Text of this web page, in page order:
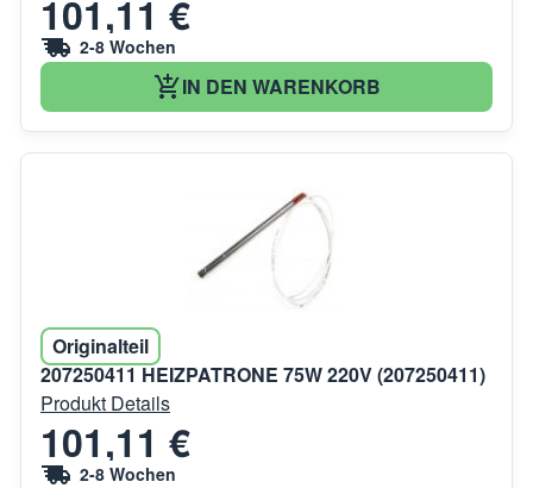
101,11 €
2-8 Wochen
IN DEN WARENKORB
Originalteil
207250411 HEIZPATRONE 75W 220V (207250411)
Produkt Details
101,11 €
2-8 Wochen